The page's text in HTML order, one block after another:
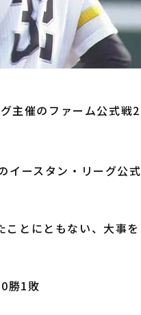
主催のファーム公式戦2
イースタン・リーグ公式
とにともない、大事を
勝1敗